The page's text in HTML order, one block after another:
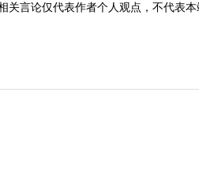
关言论仅代表作者个人观点，不代表